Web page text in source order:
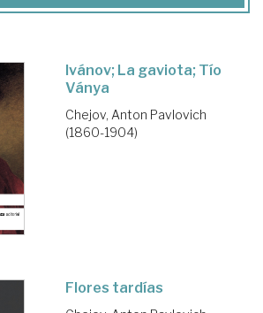
Ivánov; La gaviota; Tío
Ványa
Chejov, Anton Pavlovich
(1860-1904)
Flores tardías